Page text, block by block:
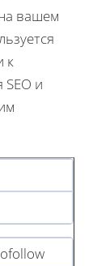
вашем
к
и